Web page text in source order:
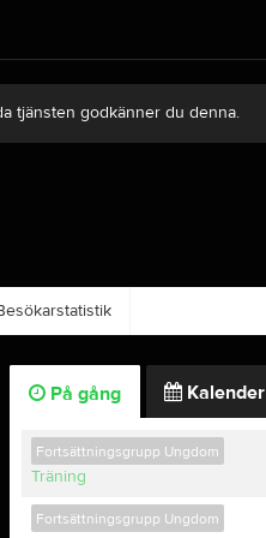
tjänsten godkänner du denna.
På gång Kalender
Fortsättningsgrupp Ungdom
Träning
Fortsättningsgrupp Ungdom